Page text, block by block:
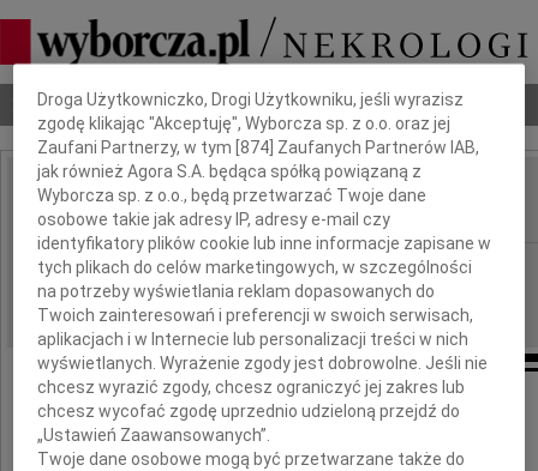
Nekrologi Odeszli Poradnik pogrzebowy
IMIĘ I NAZWISKO: Zofia Cybulska
REGION: Warszawa
DATA EMISJI: 13.11.2010
Z głębokim smutkiem i żalem żegnamy
Dbamy o Twoją prywatność
Droga Użytkowniczko, Drogi Użytkowniku, jeśli wyrazisz
zgodę klikając "Akceptuję", Wyborcza sp. z o.o. oraz jej
Zaufani Partnerzy, w tym [874 ] Zaufanych Partnerów IAB,
jak również Agora S.A. będąca spółką powiązaną z
Wyborcza sp. z o.o., będą przetwarzać Twoje dane
osobowe takie jak adresy IP, adresy e-mail czy
identyfikatory plików cookie lub inne informacje zapisane w
tych plikach do celów marketingowych, w szczególności
na potrzeby wyświetlania reklam dopasowanych do
Twoich zainteresowań i preferencji w swoich serwisach,
aplikacjach i w Internecie lub personalizacji treści w nich
wyświetlanych. Wyrażenie zgody jest dobrowolne. Jeśli nie
chcesz wyrazić zgody, chcesz ograniczyć jej zakres lub
chcesz wycofać zgodę uprzednio udzieloną przejdź do
„Ustawień Zaawansowanych”.
Twoje dane osobowe mogą być przetwarzane także do